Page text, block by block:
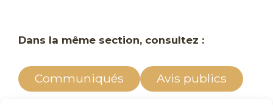
Dans la même section, consultez :
Communiqués Avis publics